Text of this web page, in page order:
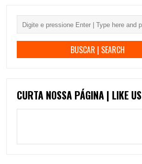
CURTA NOSSA PÁGINA | LIKE US